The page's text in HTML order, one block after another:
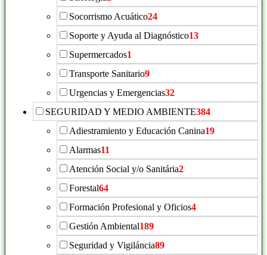
Socorrismo Acuático24
Soporte y Ayuda al Diagnóstico13
Supermercados1
Transporte Sanitario9
Urgencias y Emergencias32
SEGURIDAD Y MEDIO AMBIENTE384
Adiestramiento y Educación Canina19
Alarmas11
Atención Social y/o Sanitária2
Forestal64
Formación Profesional y Oficios4
Gestión Ambiental189
Seguridad y Vigiláncia89